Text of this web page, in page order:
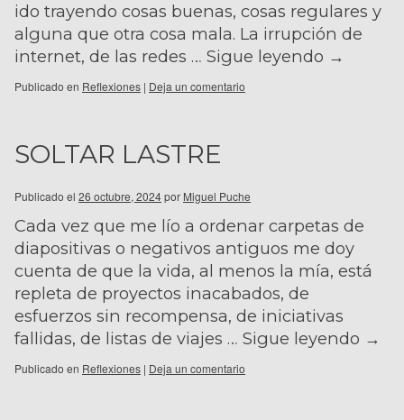
ido trayendo cosas buenas, cosas regulares y
alguna que otra cosa mala. La irrupción de
internet, de las redes … Sigue leyendo →
Publicado en Reflexiones | Deja un comentario
SOLTAR LASTRE
Publicado el 26 octubre, 2024por Miguel Puche
Cada vez que me lío a ordenar carpetas de
diapositivas o negativos antiguos me doy
cuenta de que la vida, al menos la mía, está
repleta de proyectos inacabados, de
esfuerzos sin recompensa, de iniciativas
fallidas, de listas de viajes … Sigue leyendo →
Publicado en Reflexiones | Deja un comentario